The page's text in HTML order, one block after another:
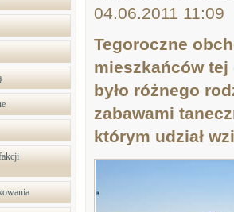
04.06.2011 11:09
Tegoroczne
mieszkańców tej
było różnego
zabawami
którym udział